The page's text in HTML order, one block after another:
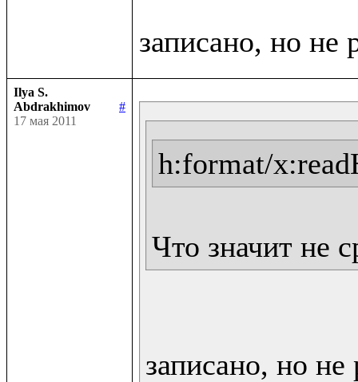
Ilya S.
Abdrakhimov
#
17 мая 2011
h:format/
Что значит не
записано, но не